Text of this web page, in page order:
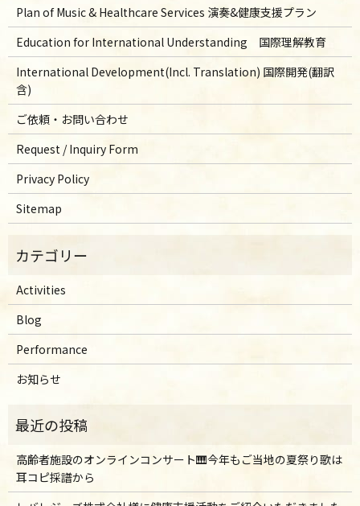
Plan of Music & Healthcare Services 演奏&健康支援プラン
Education for International Understanding 国際理解教育
International Development(Incl. Translation) 国際開発(翻訳
含)
ご依頼・お問い合わせ
Request / Inquiry Form
Privacy Policy
Sitemap
Activities
Blog
Performance
お知らせ
高齢者施設のオンラインコンサート🎹今年もご当地の夏祭り歌は
耳コピ採譜から